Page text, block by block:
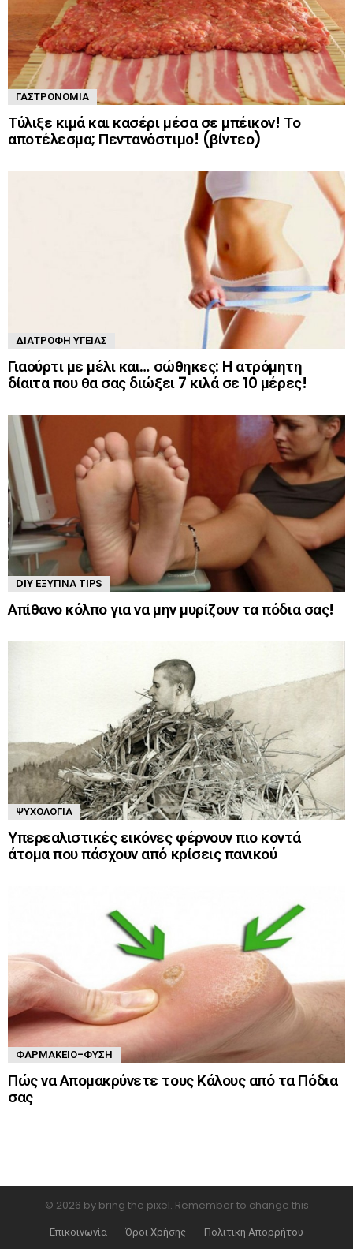
ΓΑΣΤΡΟΝΟΜΊΑ
Τύλιξε κιμά και κασέρι μέσα σε μπέικον! Το
αποτέλεσμα; Πεντανόστιμο! (βίντεο)
ΔΙΑΤΡΟΦΉ ΥΓΕΊΑΣ
Γιαούρτι με μέλι και… σώθηκες: Η ατρόμητη
δίαιτα που θα σας διώξει 7 κιλά σε 10 μέρες!
DIY ΈΞΥΠΝΑ TIPS
Απίθανο κόλπο για να μην μυρίζουν τα πόδια σας!
ΨΥΧΟΛΟΓΊΑ
Υπερεαλιστικές εικόνες φέρνουν πιο κοντά
άτομα που πάσχουν από κρίσεις πανικού
ΦΑΡΜΑΚΕΊΟ-ΦΎΣΗ
Πώς να Απομακρύνετε τους Κάλους από τα Πόδια
σας
© 2026 by bring the pixel. Remember to change this
Επικοινωνία
Όροι Χρήσης Πολιτική Απορρήτου